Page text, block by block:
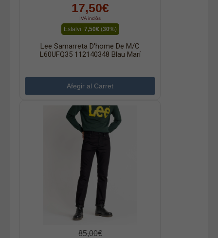
17,50€
IVA inclòs
Estalvi: 7,50€(30%)
Lee Samarreta D'home De M/c
L60UFQ35 112140348 Blau Marí
85,00€